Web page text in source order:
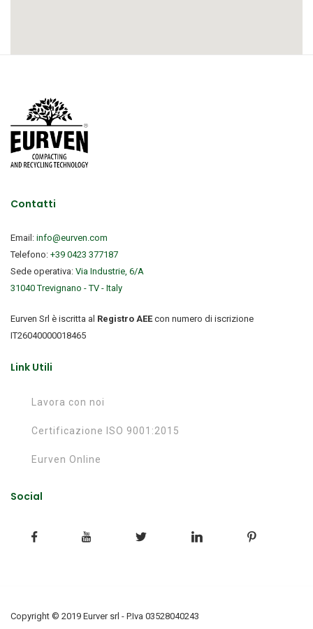
Contatti
Email: info@eurven.com
Telefono: +39 0423 377187
Sede operativa: Via Industrie, 6/A
31040 Trevignano - TV - Italy
Eurven Srl è iscritta al Registro AEEcon numero di iscrizione
IT26040000018465
Link Utili
Lavora con noi
Certificazione ISO 9001:2015
Eurven Online
Social
Copyright © 2019 Eurver srl - P.Iva 03528040243